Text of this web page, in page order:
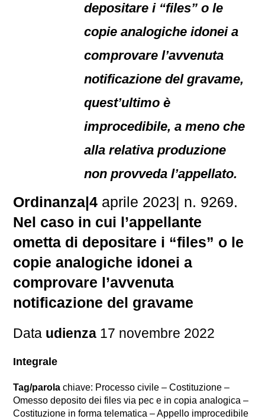
depositare i “files” o le
copie analogiche idonei a
comprovare l’avvenuta
notificazione del gravame,
quest’ultimo è
improcedibile, a meno che
alla relativa produzione
non provveda l’appellato.
Ordinanza|4 aprile 2023| n. 9269.
Nel caso in cui l’appellante
ometta di depositare i “files” o le
copie analogiche idonei a
comprovare l’avvenuta
notificazione del gravame
Data udienza 17 novembre 2022
Integrale
Tag/parola chiave: Processo civile – Costituzione –
Omesso deposito dei files via pec e in copia analogica –
Costituzione in forma telematica – Appello improcedibile